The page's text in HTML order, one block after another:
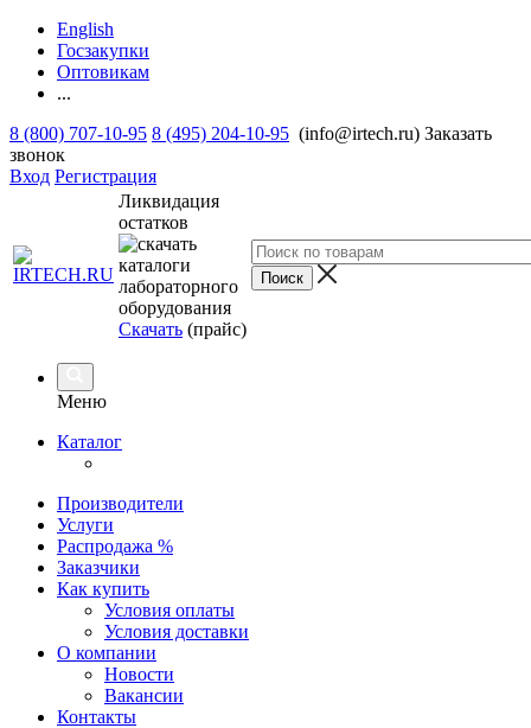
English
Госзакупки
Оптовикам
...
8 (800) 707-10-95 8 (495) 204-10-95 (info@irtech.ru) Заказать
звонок
Вход Регистрация
Ликвидация
остатков
Скачать (прайс)
Меню
Каталог
Производители
Услуги
Распродажа %
Заказчики
Как купить
Условия оплаты
Условия доставки
О компании
Новости
Вакансии
Контакты